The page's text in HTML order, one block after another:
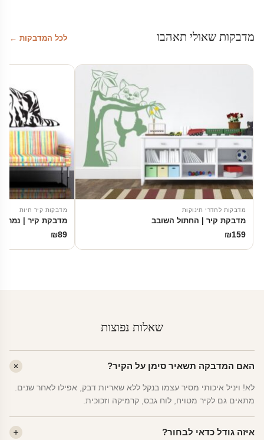
מדבקות שאולי תאהבו לכל המדבקות ←
מדבקות לחדרי תינוקות
מדבקת קיר | החתול השובב
₪159
מדבקות קיר חיות
מדבקת קיר | נמר
₪89
שאלות נפוצות
האם המדבקה תשאיר סימן על הקיר?
לא! ויניל איכותי מסיר עצמו בנקל ללא שאריות דבק, אפילו לאחר שנים.
מתאים גם לקיר מטויח, לוח גבס, קרמיקה וזכוכית.
איזה גודל כדאי לבחור?